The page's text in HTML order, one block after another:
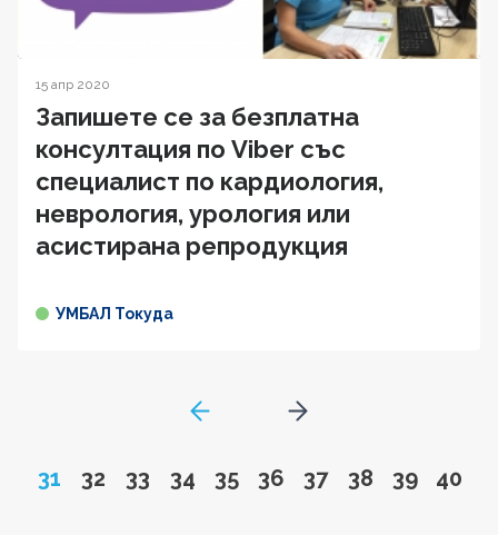
15 апр 2020
Запишете се за безплатна
консултация по Viber със
специалист по кардиология,
неврология, урология или
асистирана репродукция
УМБАЛ Токуда
GoToPreviousPage
Page
31 Go to page
32 Go to page
33 Go to page
34 Go to page
35 Go to page
36 Go to page
37 Go to page
38 Go to
39 Go
40
Go to next page